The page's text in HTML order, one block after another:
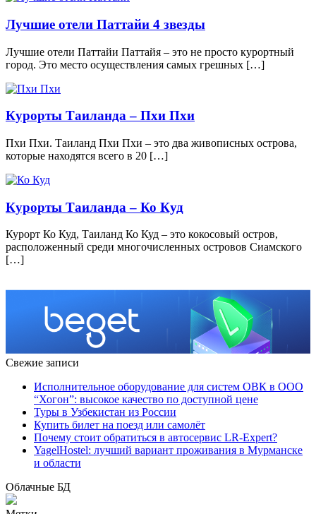
Лучшие отели Паттайи 4 звезды
Лучшие отели Паттайи Паттайя – это не просто курортный
город. Это место осуществления самых грешных […]
Курорты Таиланда – Пхи Пхи
Пхи Пхи. Таиланд Пхи Пхи – это два живописных острова,
которые находятся всего в 20 […]
Курорты Таиланда – Ко Куд
Курорт Ко Куд, Таиланд Ко Куд – это кокосовый остров,
расположенный среди многочисленных островов Сиамского
[…]
Свежие записи
Исполнительное оборудование для систем ОВК в ООО
“Хогон”: высокое качество по доступной цене
Туры в Узбекистан из России
Купить билет на поезд или самолёт
Почему стоит обратиться в автосервис LR-Expert?
YagelHostel: лучший вариант проживания в Мурманске
и области
Облачные БД